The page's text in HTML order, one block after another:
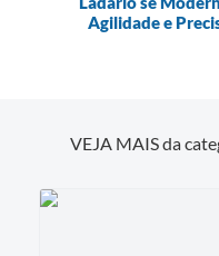
Agilidade e
VEJA MAIS da